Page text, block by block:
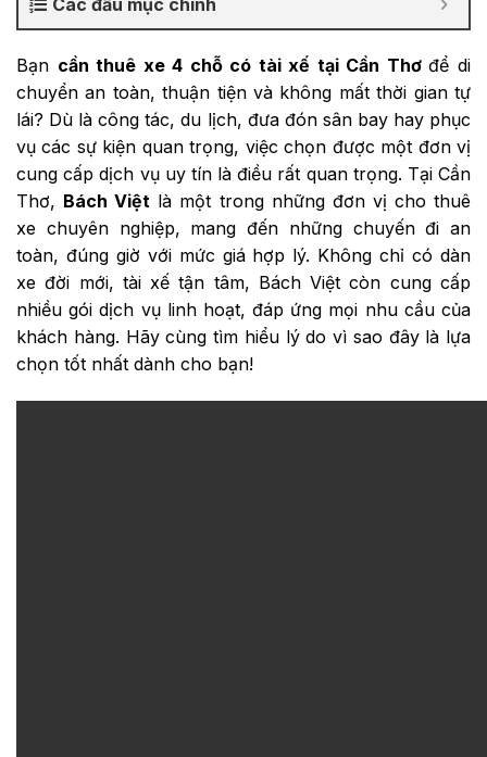
Các đầu mục chính
Bạn cần thuê xe 4 chỗ có tài xế tại Cần Thơđể di
chuyển an toàn, thuận tiện và không mất thời gian tự
lái? Dù là công tác, du lịch, đưa đón sân bay hay phục
vụ các sự kiện quan trọng, việc chọn được một đơn vị
cung cấp dịch vụ uy tín là điều rất quan trọng. Tại Cần
Thơ, Bách Việt là một trong những đơn vị cho thuê
xe chuyên nghiệp, mang đến những chuyến đi an
toàn, đúng giờ với mức giá hợp lý. Không chỉ có dàn
xe đời mới, tài xế tận tâm, Bách Việt còn cung cấp
nhiều gói dịch vụ linh hoạt, đáp ứng mọi nhu cầu của
khách hàng. Hãy cùng tìm hiểu lý do vì sao đây là lựa
chọn tốt nhất dành cho bạn!